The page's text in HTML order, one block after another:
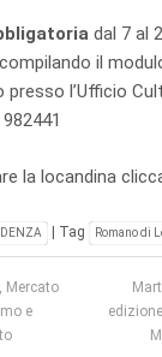
dal 7 al
il
presso l’Ufficio
la locandina
| Tag Romano di
Mercato
e